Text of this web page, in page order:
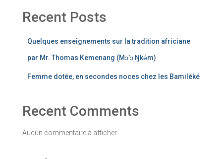
Recent Posts
Quelques enseignements sur la tradition africiane
par Mr. Thomas Kemenang (Mɔ’ɔ Ŋkǝ́m)
Femme dotée, en secondes noces chez les Bamiléké
Recent Comments
Aucun commentaire à afficher.